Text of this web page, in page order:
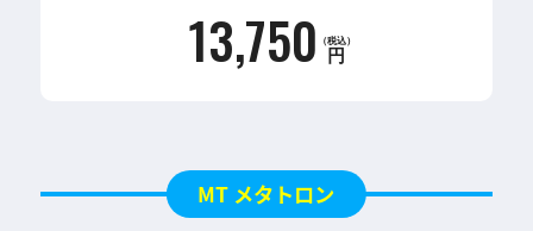
13,750 （税込）
円
MT メタトロン